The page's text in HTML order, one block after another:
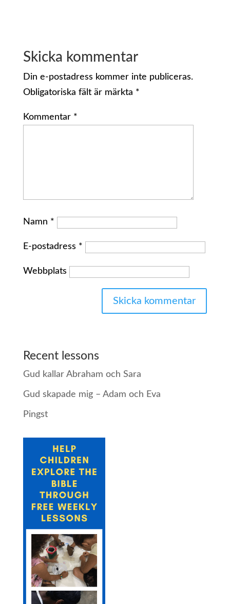
Skicka kommentar
Din e-postadress kommer inte publiceras.
Obligatoriska fält är märkta *
Kommentar *
Namn *
E-postadress *
Webbplats
Recent lessons
Gud kallar Abraham och Sara
Gud skapade mig – Adam och Eva
Pingst